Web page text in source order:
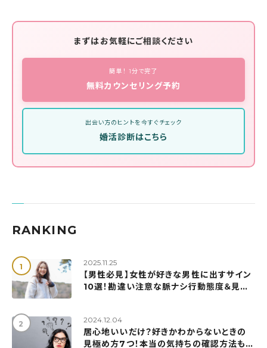
まずはお気軽にご相談ください
簡単！ 1分で完了
無料カウンセリング予約
出会い方のヒントを今すぐチェック
婚活診断はこちら
RANKING
2025.11.25
【男性必見】女性が好きな男性に出すサイン
10選！勘違い注意な脈ナシ行動態度＆見極
2024.12.04
居心地いいだけ？好きかわからないときの
見極め方7つ！本当の気持ちの確認方法も紹